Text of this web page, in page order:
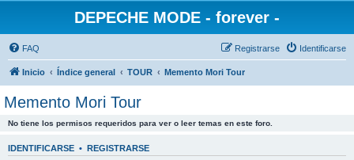
DEPECHE MODE - forever -
FAQ Identificarse
Registrarse
Inicio Índice general TOUR Memento Mori Tour
Memento Mori Tour
No tiene los permisos requeridos para ver o leer temas en este foro.
IDENTIFICARSE • REGISTRARSE